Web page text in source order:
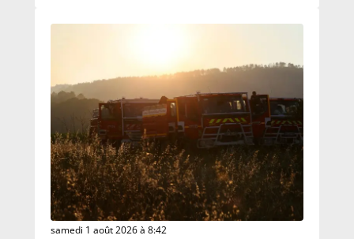
samedi 1 août 2026 à 8:42